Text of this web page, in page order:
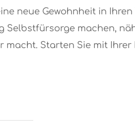
neue Gewohnheit in Ihren
Selbstfürsorge machen,
macht. Starten Sie mit